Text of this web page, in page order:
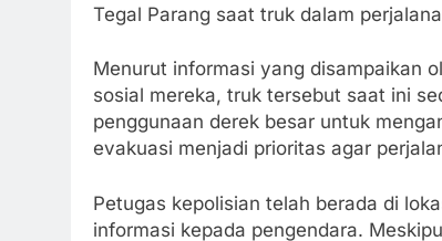
Tegal Parang saat truk dalam
Menurut informasi yang disampaikan
sosial mereka, truk tersebut saat ini
penggunaan derek besar untuk
evakuasi menjadi prioritas agar
Petugas kepolisian telah berada di
informasi kepada pengendara.